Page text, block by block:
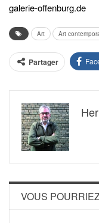
galerie-offenburg.de
Art Art
Partager
VOUS